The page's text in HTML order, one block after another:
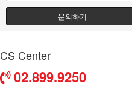
문의하기
CS Center
02.899.9250